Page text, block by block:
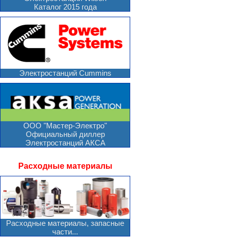
Каталог 2015 года
Электростанций Cummins
ООО "Мастер-Электро"
Официальный диллер
Электростанций АКСА
Расходные материалы
Расходные материалы, запасные
части...